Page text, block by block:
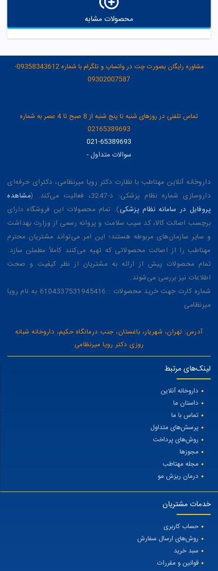
محصولات مشابه
مشاوره رایگان بصورت چت در واتساپ و تلگرام با شماره 09358343612-
09302007587
تماس تلفنی در روزهای شنبه تا پنج شنبه از 8 صبح تا 4 عصر به شماره
02165389693
021-65389693
سوالات متداول-
داروخانه آنلاین مهتاطب با نظارت دکتر رویا میرنظامی، دکترای حرفه‌ای
داروسازی شماره نظام پزشکی: د-3247، فعالیت می‌کند. (
مشاهده
پروفایل در سامانه نظام پزشکی). تمام محصولات این فروشگاه دارای
برچسب اصالت کالا، کد سیب سلامت و پروانه رسمی از وزارت بهداشت
و سایر سازمان‌های مربوطه هستند؛ این امر می‌تواند مشتریان محترم
مهتاطب را از اصالت محصولاتی که تهیه می‌کنند کاملاً مطمئن سازد.
تمام محصولات پیش از ارائه به مشتریان از نظر کیفیت و صحت
اطلاعات نیز بررسی می‌شوند.
شماره کارت جهت خرید محصولات : 6104337531945416 به نام رویا
میرنظامی
آدرس: تهران، شهریار، باغستان، جنب درمانگاه حکیم، داروخانه شبانه
روزی دکتر رویا میرنظامی
لینک‌های مرتبط
داروخانه آنلاین
داستان ما
تماس با ما
پرسش‌های متداول
روش‌های پرداخت
مجوزها
مجله مهتاطب
درمان ریزش مو
خدمات مشتریان
حساب کاربری
روش‌های ارسال سفارش
سبد خرید
قوانین و مقررات